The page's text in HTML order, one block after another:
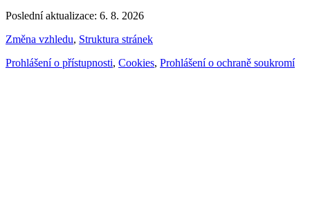
Poslední aktualizace: 6. 8. 2026
Změna vzhledu, Struktura stránek
Prohlášení o přístupnosti, Cookies, Prohlášení o ochraně soukromí